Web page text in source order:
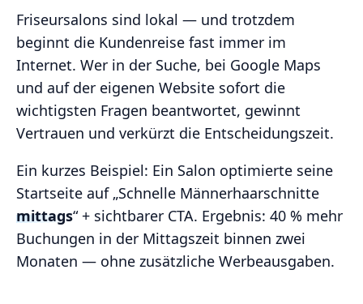
Friseursalons sind lokal — und trotzdem
beginnt die Kundenreise fast immer im
Internet. Wer in der Suche, bei Google Maps
und auf der eigenen Website sofort die
wichtigsten Fragen beantwortet, gewinnt
Vertrauen und verkürzt die Entscheidungszeit.
Ein kurzes Beispiel: Ein Salon optimierte seine
Startseite auf „Schnelle Männerhaarschnitte
mittags“ + sichtbarer CTA. Ergebnis: 40 % mehr
Buchungen in der Mittagszeit binnen zwei
Monaten — ohne zusätzliche Werbeausgaben.